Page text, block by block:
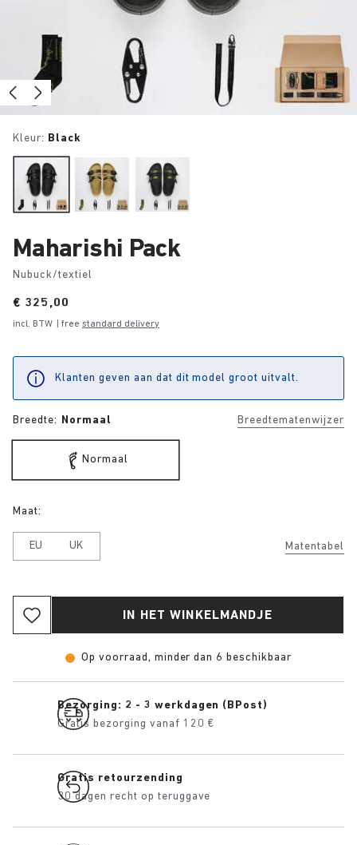
Kleur: Black
Maharishi Pack
Nubuck/textiel
Price:
€ 325,00
incl. BTW | free standard delivery
Klanten geven aan dat dit model groot uitvalt.
Breedte: Normaal Breedtematenwijzer
Normaal
Matentabel
Maat:
EU UK
IN HET WINKELMANDJE
Op voorraad, minder dan 6 beschikbaar
Bezorging: 2 - 3 werkdagen (BPost)
Gratis bezorging vanaf 120 €
Gratis retourzending
30 dagen recht op teruggave